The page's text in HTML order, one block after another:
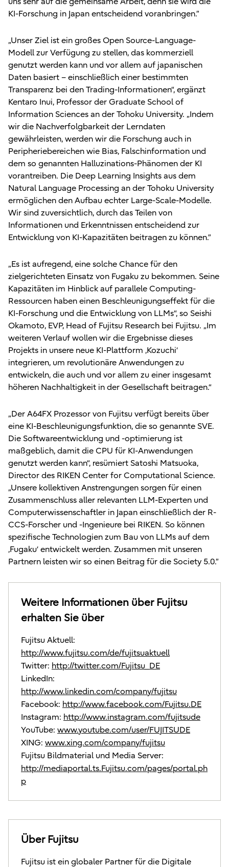
KI-Forschung in Japan entscheidend voranbringen.”
„Unser Ziel ist ein großes Open Source-Language-
Modell zur Verfügung zu stellen, das kommerziell
genutzt werden kann und vor allem auf japanischen
Daten basiert – einschließlich einer bestimmten
Transparenz bei den Trading-Informationen“, ergänzt
Kentaro Inui, Professor der Graduate School of
Information Sciences an der Tohoku University. „Indem
wir die Nachverfolgbarkeit der Lerndaten
gewährleisten, werden wir die Forschung auch in
Peripheriebereichen wie Bias, Falschinformation und
dem so genannten Halluzinations-Phänomen der KI
vorantreiben. Die Deep Learning Insights aus dem
Natural Language Processing an der Tohoku University
ermöglichen den Aufbau echter Large-Scale-Modelle.
Wir sind zuversichtlich, durch das Teilen von
Informationen und Erkenntnissen entscheidend zur
Entwicklung von KI-Kapazitäten beitragen zu können.”
„Es ist aufregend, eine solche Chance für den
zielgerichteten Einsatz von Fugaku zu bekommen. Seine
Kapazitäten im Hinblick auf parallele Computing-
Ressourcen haben einen Beschleunigungseffekt für die
KI-Forschung und die Entwicklung von LLMs“, so Seishi
Okamoto, EVP, Head of Fujitsu Research bei Fujitsu. „Im
weiteren Verlauf wollen wir die Ergebnisse dieses
Projekts in unsere neue KI-Plattform ‚Kozuchi‘
integrieren, um revolutionäre Anwendungen zu
entwickeln, die auch und vor allem zu einer insgesamt
höheren Nachhaltigkeit in der Gesellschaft beitragen.“
„Der A64FX Prozessor von Fujitsu verfügt bereits über
eine KI-Beschleunigungsfunktion, die so genannte SVE.
Die Softwareentwicklung und -optimierung ist
maßgeblich, damit die CPU für KI-Anwendungen
genutzt werden kann“, resümiert Satoshi Matsuoka,
Director des RIKEN Center for Computational Science.
„Unsere kollektiven Anstrengungen sorgen für einen
Zusammenschluss aller relevanten LLM-Experten und
Computerwissenschaftler in Japan einschließlich der R-
CCS-Forscher und -Ingenieure bei RIKEN. So können
spezifische Technologien zum Bau von LLMs auf dem
‚Fugaku‘ entwickelt werden. Zusammen mit unseren
Partnern leisten wir so einen Beitrag für die Society 5.0.”
Weitere Informationen über Fujitsu
erhalten Sie über
Fujitsu Aktuell:
http://www.fujitsu.com/de/fujitsuaktuell
Twitter: http://twitter.com/Fujitsu_DE
LinkedIn:
http://www.linkedin.com/company/fujitsu
Facebook: http://www.facebook.com/Fujitsu.DE
Instagram: http://www.instagram.com/fujitsude
YouTube: www.youtube.com/user/FUJITSUDE
XING: www.xing.com/company/fujitsu
Fujitsu Bildmaterial und Media Server:
http://mediaportal.ts.Fujitsu.com/pages/portal.ph
p
Über Fujitsu
Fujitsu ist ein globaler Partner für die Digitale